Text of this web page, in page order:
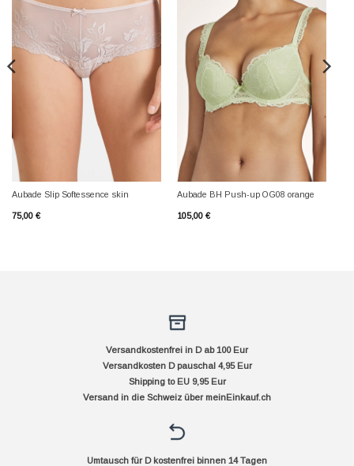
Aubade Slip Softessence skin
75,00 €
Aubade BH Push-up OG08 orange
105,00 €
Versandkostenfrei in D ab 100 Eur
Versandkosten D pauschal 4,95 Eur
Shipping to EU 9,95 Eur
Versand in die Schweiz über meinEinkauf.ch
Umtausch für D kostenfrei binnen 14 Tagen